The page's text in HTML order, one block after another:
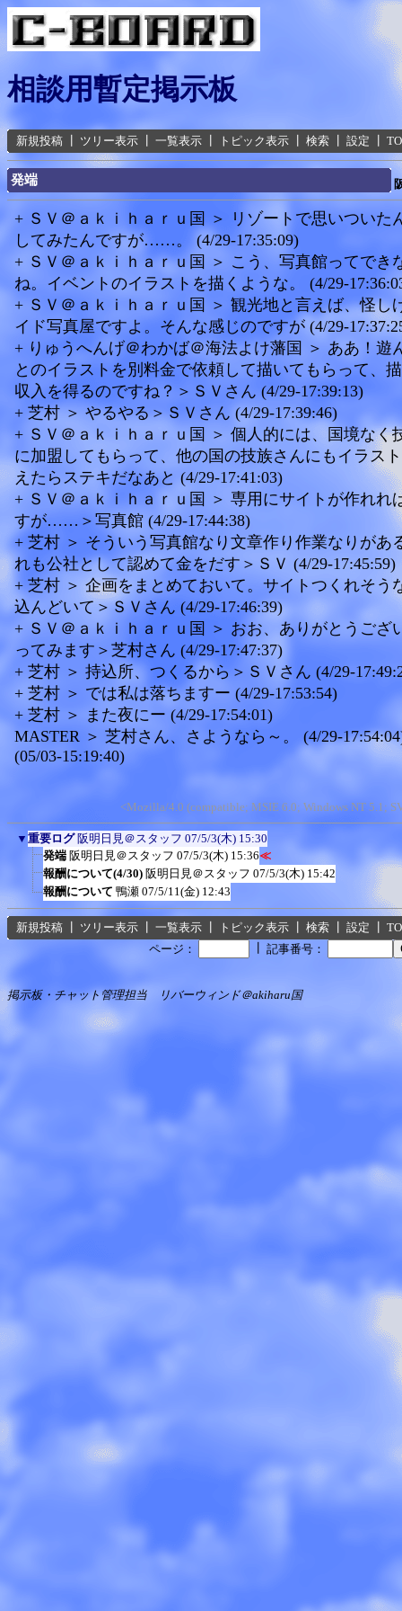
相談用暫定掲示板
新規投稿 ツリー表示 一覧表示 トピック表示 検索 設定
発端
+ ＳＶ＠ａｋｉｈａｒｕ国 ＞ リゾートで思いついた
してみたんですが……。 (4/29-17:35:09)
+ ＳＶ＠ａｋｉｈａｒｕ国 ＞ こう、写真館ってでき
ね。イベントのイラストを描くような。 (4/29-
+ ＳＶ＠ａｋｉｈａｒｕ国 ＞ 観光地と言えば、怪し
イド写真屋ですよ。そんな感じのですが (4/29-
+ りゅうへんげ＠わかば＠海法よけ藩国 ＞ ああ！遊
とのイラストを別料金で依頼して描いてもらって、
収入を得るのですね？＞ＳＶさん (4/29-17:39:13)
+ 芝村 ＞ やるやる＞ＳＶさん (4/29-17:39:46)
+ ＳＶ＠ａｋｉｈａｒｕ国 ＞ 個人的には、国境なく
に加盟してもらって、他の国の技族さんにもイラス
えたらステキだなあと (4/29-17:41:03)
+ ＳＶ＠ａｋｉｈａｒｕ国 ＞ 専用にサイトが作れれ
すが……＞写真館 (4/29-17:44:38)
+ 芝村 ＞ そういう写真館なり文章作り作業なりがあ
れも公社として認めて金をだす＞ＳＶ (4/29-17:45:59)
+ 芝村 ＞ 企画をまとめておいて。サイトつくれそう
込んどいて＞ＳＶさん (4/29-17:46:39)
+ ＳＶ＠ａｋｉｈａｒｕ国 ＞ おお、ありがとうござ
ってみます＞芝村さん (4/29-17:47:37)
+ 芝村 ＞ 持込所、つくるから＞ＳＶさん (4/29-
+ 芝村 ＞ では私は落ちますー (4/29-17:53:54)
+ 芝村 ＞ また夜にー (4/29-17:54:01)
MASTER ＞ 芝村さん、さようなら～。 (4/29-
(05/03-15:19:40)
<Mozilla/4.0 (compatible; MSIE 6.0; Windows NT 5.1;
▼ 重要ログ 阪明日見＠スタッフ 07/5/3(木) 15:30
発端 阪明日見＠スタッフ 07/5/3(木) 15:36≪
報酬について(4/30) 阪明日見＠スタッフ 07/5/3(木) 15:42
報酬について 鴨瀬 07/5/11(金) 12:43
新規投稿 ツリー表示 一覧表示 トピック表示 検索 設定
ページ：
記事番号：
掲示板・チャット管理担当 リバーウィンド＠akiharu国